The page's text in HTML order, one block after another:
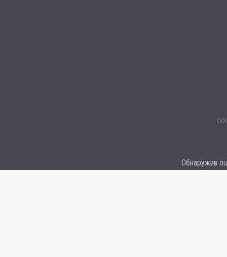
Обнаружив